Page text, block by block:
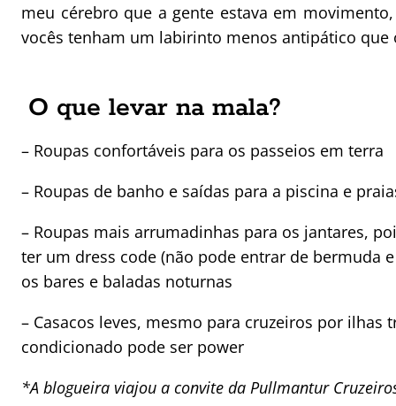
meu cérebro que a gente estava em
vocês tenham um labirinto menos antipático que
O que levar na mala?
– Roupas confortáveis para os passeios em terra
– Roupas de banho e saídas para a piscina e
– Roupas mais arrumadinhas para os jantares,
ter um dress code (não pode entrar de bermuda
os bares e baladas noturnas
– Casacos leves, mesmo para cruzeiros por ilhas
condicionado pode ser power
*A blogueira viajou a convite da Pullmantur